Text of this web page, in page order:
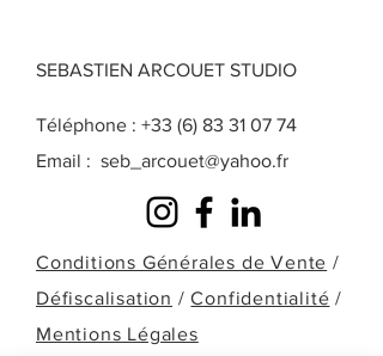
SEBASTIEN ARCOUET STUDIO
Téléphone : +33 (6) 83 31 07 74
Email : seb_arcouet@yahoo.fr
Conditions Générales de Vente /
Défiscalisation /Confidentialité /
Mentions Légales